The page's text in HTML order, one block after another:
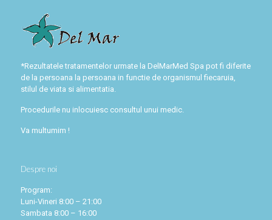
*Rezultatele tratamentelor urmate la DelMarMed Spa pot fi diferite
de la persoana la persoana in functie de organismul fiecaruia,
stilul de viata si alimentatia.
Procedurile nu inlocuiesc consultul unui medic.
Va multumim !
Despre noi
Program:
Luni-Vineri 8:00 – 21:00
Sambata 8:00 – 16:00